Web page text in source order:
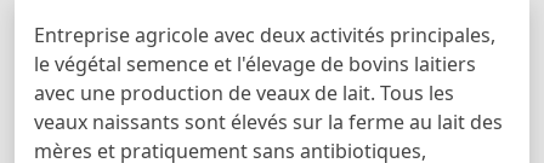
Entreprise agricole avec deux activités principales,
le végétal semence et l'élevage de bovins laitiers
avec une production de veaux de lait. Tous les
veaux naissants sont élevés sur la ferme au lait des
mères et pratiquement sans antibiotiques,